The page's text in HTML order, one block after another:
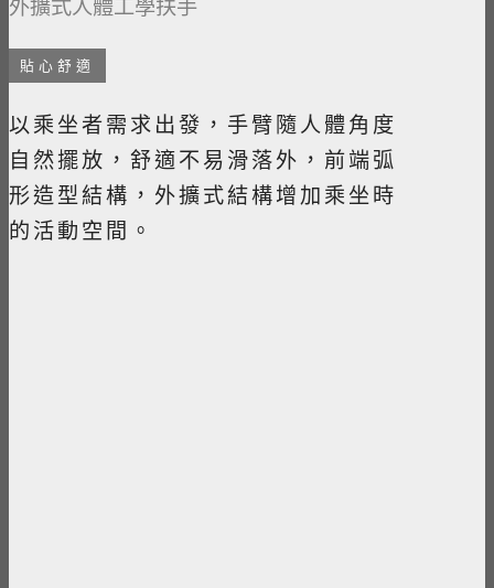
外擴式人體工學扶手
貼心舒適
以乘坐者需求出發，手臂隨人體角度
自然擺放，舒適不易滑落外，前端弧
形造型結構，外擴式結構增加乘坐時
的活動空間。